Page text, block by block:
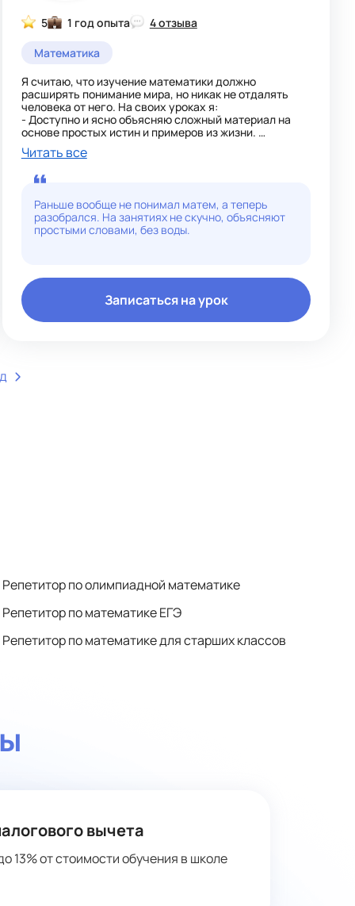
5 1 год опыта
4 отзыва
Математика
Я считаю, что изучение математики должно
расширять понимание мира, но никак не отдалять
человека от него. На своих уроках я:
- Доступно и ясно объясняю сложный материал на
основе простых истин и примеров из жизни.
- Контакт с учеником устанавливаю быстро. Урок
провожу в дружественной и непринужденной
- Помогаю с подготовкой к ОГЭ или со школьной
ученику: уроки адаптирую в зависимости от уровня
подготовки и целей.
Читать все
Раньше вообще не понимал матем, а теперь
разобрался. На занятиях не скучно, объясняют
простыми словами, без воды.
Записаться на урок
Репетитор по олимпиадной математике
Репетитор по математике ЕГЭ
Репетитор по математике для старших классов
вычета
13% от стоимости обучения в школе